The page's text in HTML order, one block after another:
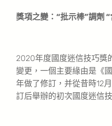
獎項之變：“批示棒”調劑
2020年度國度迷信技巧獎
變更，一個主要緣由是《
年做了修訂，并從昔時12
訂后舉辦的初次國度迷信